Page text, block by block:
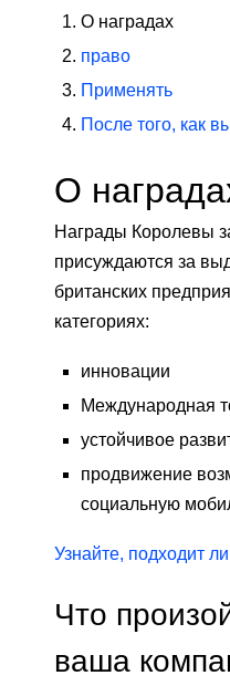
О наградах
право
Применять
После того, как
О
Награды Королевы
присуждаются за
британских
категориях:
инновации
Международная
устойчивое
продвижение
социальную
Узнайте, подходит
Что
ваша